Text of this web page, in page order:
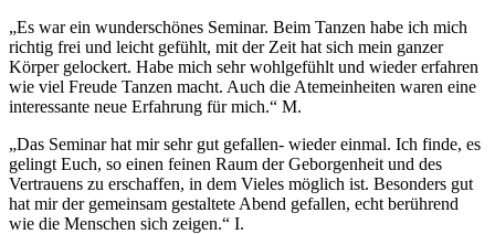
„Es war ein wunderschönes Seminar. Beim Tanzen habe ich mich
richtig frei und leicht gefühlt, mit der Zeit hat sich mein ganzer
Körper gelockert. Habe mich sehr wohlgefühlt und wieder erfahren
wie viel Freude Tanzen macht. Auch die Atemeinheiten waren eine
interessante neue Erfahrung für mich.“ M.
„Das Seminar hat mir sehr gut gefallen- wieder einmal. Ich finde, es
gelingt Euch, so einen feinen Raum der Geborgenheit und des
Vertrauens zu erschaffen, in dem Vieles möglich ist. Besonders gut
hat mir der gemeinsam gestaltete Abend gefallen, echt berührend
wie die Menschen sich zeigen.“ I.